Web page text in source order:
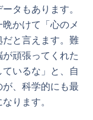
タもあります。
かけて「心のメ
と言えます。難
頑張ってくれた
いるな」と、自
、科学的にも最
ります。